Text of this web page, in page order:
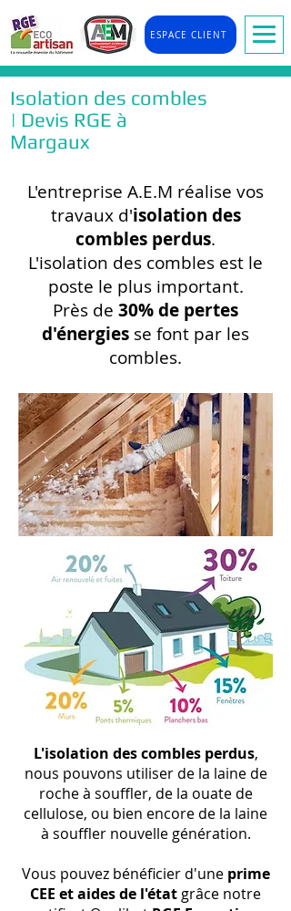
ESPACE CLIENT
Isolation des combles
| Devis RGE à
Margaux
L'entreprise A.E.M réalise vos
travaux d'isolation des
combles perdus.
L'isolation des combles est le
poste le plus important.
Près de 30% de pertes
d'énergies se font par les
combles.
L'isolation des combles perdus,
nous pouvons utiliser de la laine de
roche à souffler, de la ouate de
cellulose, ou bien encore de la laine
à souffler nouvelle génération.
Vous pouvez bénéficier d'uneprime
CEE et aides de l'état grâce notre